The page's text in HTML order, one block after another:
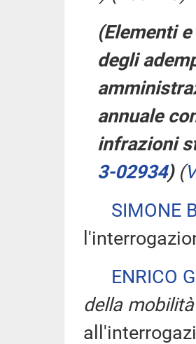
(Elementi
degli
annuale
infrazioni
3-02934) (
SIMONE
ENRICO
della